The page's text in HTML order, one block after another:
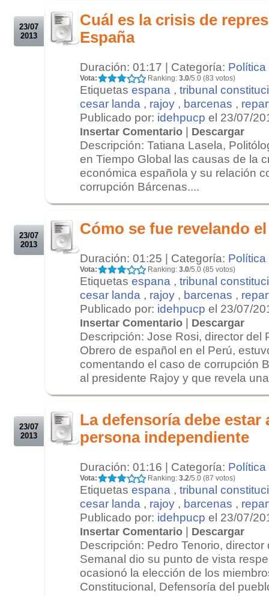
23/07
2013
Cuál es la crisis de
España
Duración: 01:17 | Categoría: Política
Vota: Ranking: 3.0/5.0 (83 votos)
Etiquetas espana , tribunal
cesar landa , rajoy , barcenas ,
Publicado por: idehpucp el 23/07/
Insertar Comentario | Descargar
Descripción: Tatiana Lasela,
en Tiempo Global las causas de la
económica española y su relación
corrupción Bárcenas....
23/07
2013
Cómo se fue revelando
Duración: 01:25 | Categoría: Política
Vota: Ranking: 3.0/5.0 (85 votos)
Etiquetas espana , tribunal
cesar landa , rajoy , barcenas ,
Publicado por: idehpucp el 23/07/
Insertar Comentario | Descargar
Descripción: Jose Rosi, director del
Obrero de español en el Perú,
comentando el caso de corrupción
al presidente Rajoy y que revela
23/07
2013
La defensoría debe estar
persona independiente
Duración: 01:16 | Categoría: Política
Vota: Ranking: 3.2/5.0 (87 votos)
Etiquetas espana , tribunal
cesar landa , rajoy , barcenas ,
Publicado por: idehpucp el 23/07/
Insertar Comentario | Descargar
Descripción: Pedro Tenorio,
Semanal dio su punto de vista
ocasionó la elección de los
Constitucional, Defensoría del